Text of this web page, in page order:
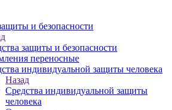
и безопасности
защиты и безопасности
переносные
индивидуальной защиты человека
Назад
Средства индивидуальной защиты
человека